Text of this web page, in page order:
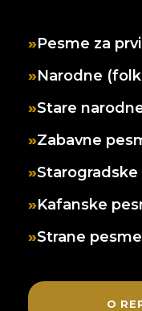
Pesme za
Narodne
Stare
Zabavne
Starogradske
Kafanske
Strane pesme
O